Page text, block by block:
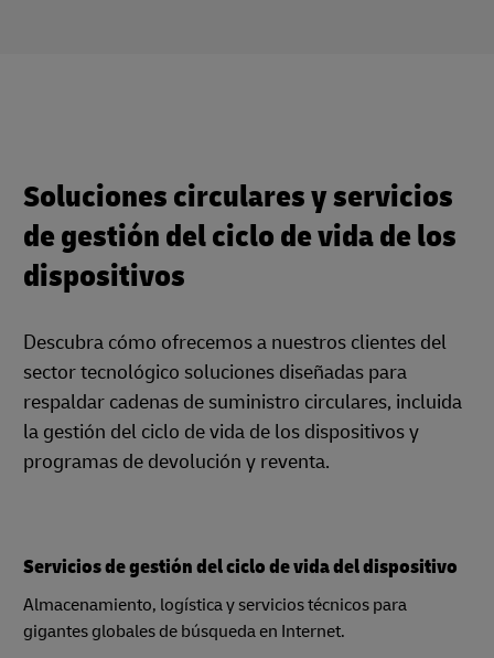
Soluciones circulares y servicios
de gestión del ciclo de vida de los
dispositivos
Descubra cómo ofrecemos a nuestros clientes del
sector tecnológico soluciones diseñadas para
respaldar cadenas de suministro circulares, incluida
la gestión del ciclo de vida de los dispositivos y
programas de devolución y reventa.
Servicios de gestión del ciclo de vida del dispositivo
Almacenamiento, logística y servicios técnicos para
gigantes globales de búsqueda en Internet.